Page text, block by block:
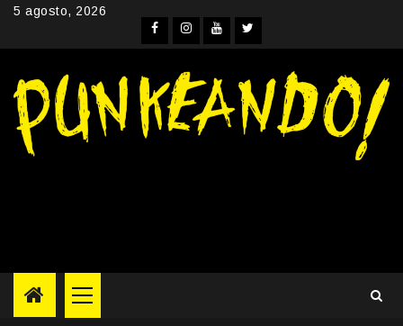
Skip5 agosto, 2026
Facebook
Instagram
YouTube
Twitter
Primary
Menu